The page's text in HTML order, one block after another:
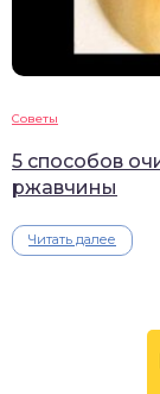
Советы
5 способов
ржавчины
Читать далее